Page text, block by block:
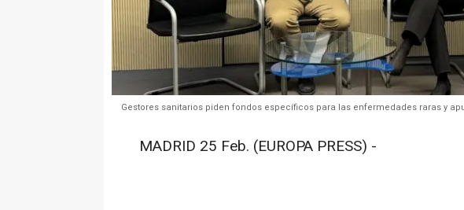
Gestores sanitarios piden fondos específicos para las enfermedades raras y
MADRID 25 Feb. (EUROPA PRESS) -